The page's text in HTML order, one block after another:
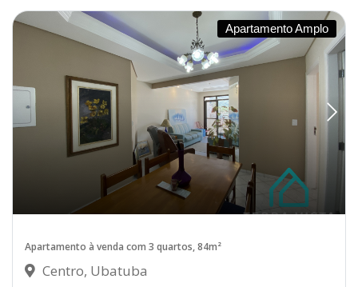
Apartamento Amplo
Apartamento à venda com 3 quartos, 84m²
Centro, Ubatuba